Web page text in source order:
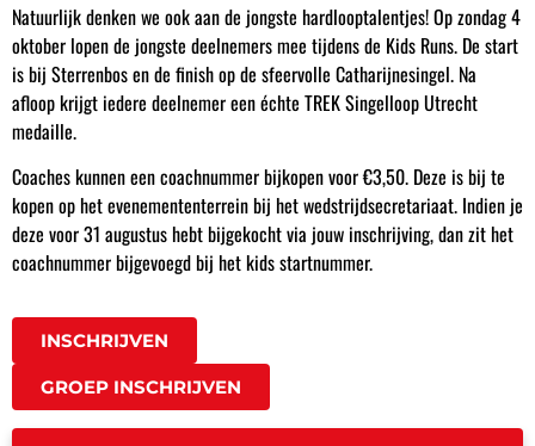
Natuurlijk denken we ook aan de jongste hardlooptalentjes! Op zondag 4
oktober lopen de jongste deelnemers mee tijdens de Kids Runs. De start
is bij Sterrenbos en de finish op de sfeervolle Catharijnesingel. Na
afloop krijgt iedere deelnemer een échte TREK Singelloop Utrecht
medaille.
Coaches kunnen een coachnummer bijkopen voor €3,50. Deze is bij te
kopen op het evenemententerrein bij het wedstrijdsecretariaat. Indien je
deze voor31 augustushebt bijgekocht via jouw inschrijving, dan zit het
coachnummer bijgevoegd bij het kids startnummer.
INSCHRIJVEN
GROEP INSCHRIJVEN